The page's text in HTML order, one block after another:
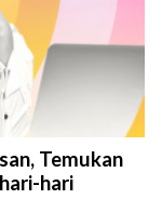
Temukan
hari